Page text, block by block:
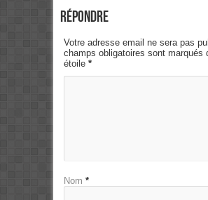
Répondre
Votre adresse email ne sera pas
champs obligatoires sont marqués
étoile *
Nom *